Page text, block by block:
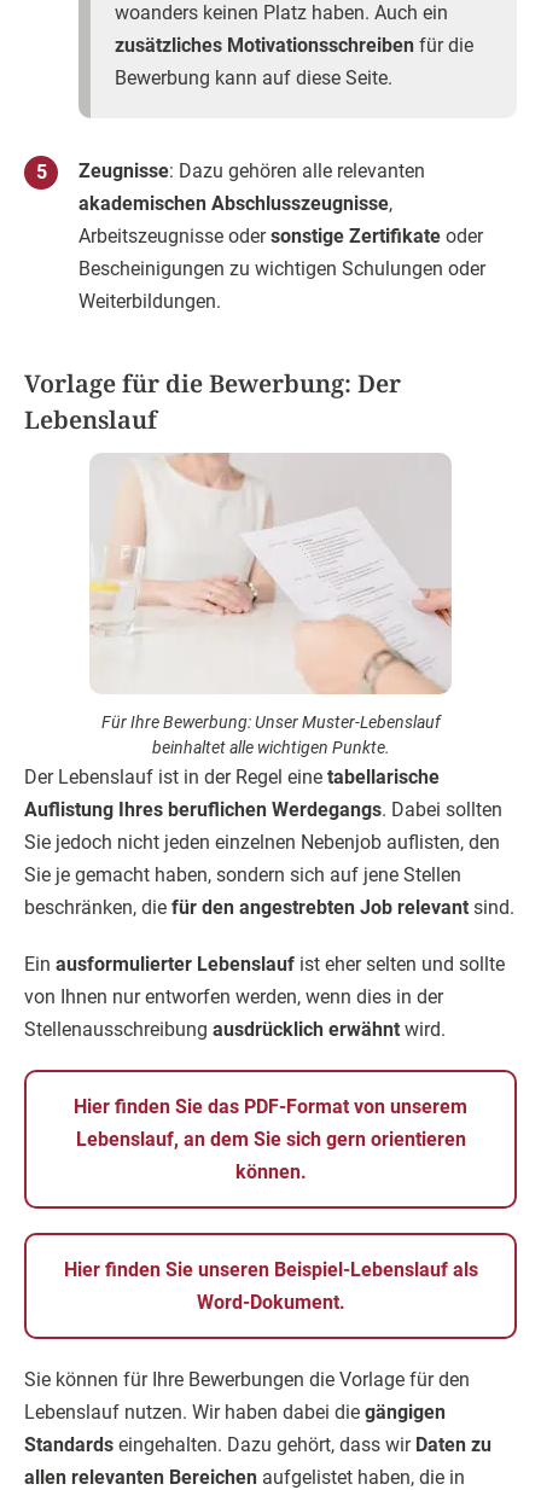
woanders keinen Platz haben. Auch ein
zusätzliches Motivationsschreiben für die
Bewerbung kann auf diese Seite.
Zeugnisse: Dazu gehören alle relevanten
akademischen Abschlusszeugnisse,
Arbeitszeugnisse odersonstige Zertifikate oder
Bescheinigungen zu wichtigen Schulungen oder
Weiterbildungen.
Vorlage für die Bewerbung: Der
Lebenslauf
Für Ihre Bewerbung: Unser Muster-Lebenslauf
beinhaltet alle wichtigen Punkte.
Der Lebenslauf ist in der Regel eine tabellarische
Auflistung Ihres beruflichen Werdegangs. Dabei sollten
Sie jedoch nicht jeden einzelnen Nebenjob auflisten, den
Sie je gemacht haben, sondern sich auf jene Stellen
beschränken, die für den angestrebten Job relevant sind.
Ein ausformulierter Lebenslauf ist eher selten und sollte
von Ihnen nur entworfen werden, wenn dies in der
Stellenausschreibung ausdrücklich erwähnt wird.
Hier finden Sie das PDF-Format von unserem
Lebenslauf, an dem Sie sich gern orientieren
können.
Hier finden Sie unseren Beispiel-Lebenslauf als
Word-Dokument.
Sie können für Ihre Bewerbungen die Vorlage für den
Lebenslauf nutzen. Wir haben dabei die gängigen
Standards eingehalten. Dazu gehört, dass wir Daten zu
allen relevanten Bereichen aufgelistet haben, die in